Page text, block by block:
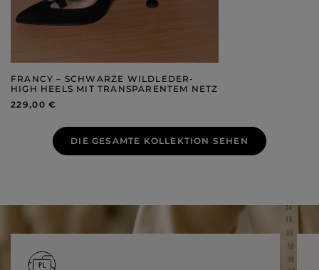
FRANCY – SCHWARZE WILDLEDER-
HIGH HEELS MIT TRANSPARENTEM NETZ
229,00 €
DIE GESAMTE KOLLEKTION SEHEN